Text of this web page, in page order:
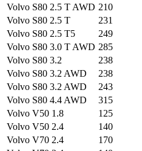
Volvo S80 2.5 T AWD 210
Volvo S80 2.5 T
231
Volvo S80 2.5 T5
249
Volvo S80 3.0 T AWD 285
Volvo S80 3.2
238
Volvo S80 3.2 AWD
238
Volvo S80 3.2 AWD
243
Volvo S80 4.4 AWD
315
Volvo V50 1.8
125
Volvo V50 2.4
140
Volvo V70 2.4
170